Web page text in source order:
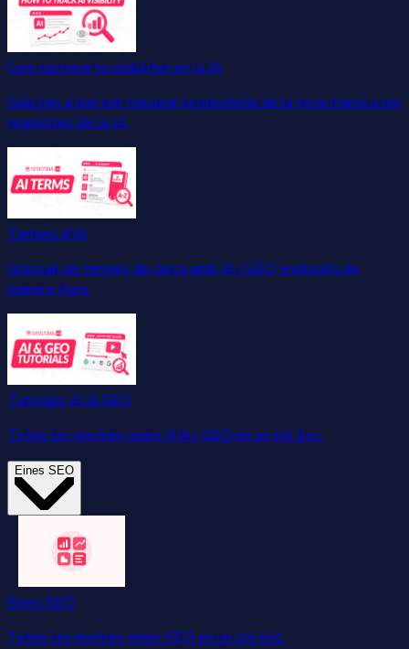
Com rastrejar la visibilitat en la IA
Guia pas a pas per mesurar la presència de la teva marca a les
respostes de la IA.
Termes d'IA
Glossari de termes de cerca amb IA i GEO, explicats de
manera clara.
Tutorials AI & GEO
Totes les nostres guies d'IA i GEO en un sol lloc.
Eines SEO
Eines SEO
Totes les nostres eines SEO en un sol lloc.